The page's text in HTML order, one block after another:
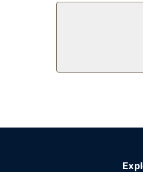
Selvbetjent